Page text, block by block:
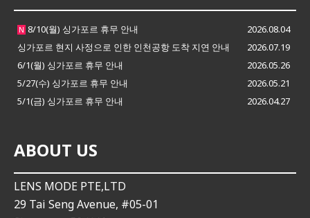
N 8/10(월) 싱가포르 휴무 안내
2026.08.04
싱가포르 현지 사정으로 인한 인천공항 도착 지연 안내
2026.07.19
6/1(월) 싱가포르 휴무 안내
2026.05.26
5/27(수) 싱가포르 휴무 안내
2026.05.21
5/1(금) 싱가포르 휴무 안내
2026.04.27
ABOUT US
LENS MODE PTE,LTD
29 Tai Seng Avenue, #05-01